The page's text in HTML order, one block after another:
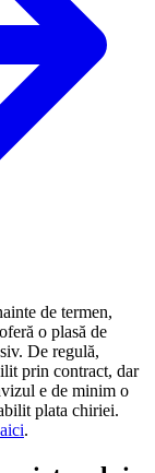
de termen,
o plasă de
De regulă,
prin contract, dar
e de minim o
plata chiriei.
.